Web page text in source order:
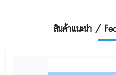
สินค้าแนะนำ /